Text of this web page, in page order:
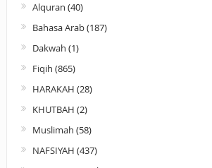
Alquran (40)
Bahasa Arab(187)
Dakwah (1)
Fiqih (865)
HARAKAH (28)
KHUTBAH (2)
Muslimah (58)
NAFSIYAH (437)